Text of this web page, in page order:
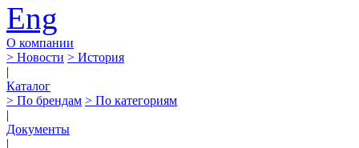
Eng
О компании
> Новости > История
|
Каталог
> По брендам > По категориям
|
Документы
|